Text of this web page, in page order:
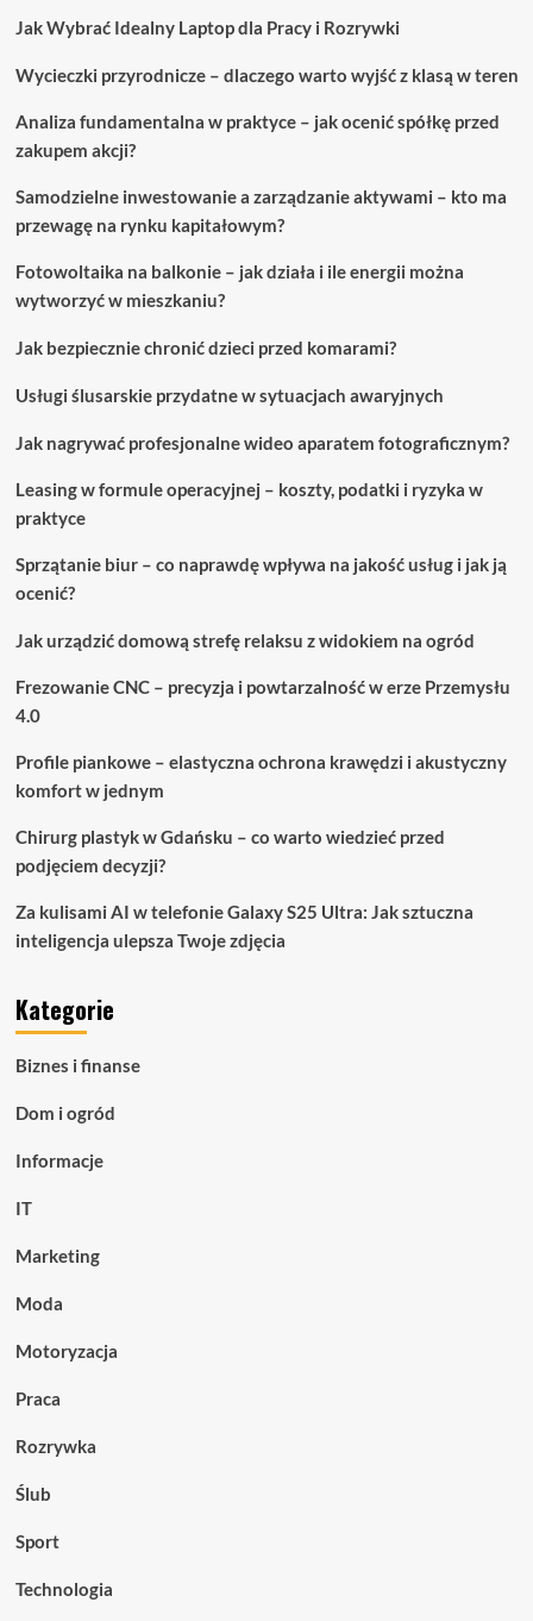
prostym
Jak Wybrać Idealny Laptop dla Pracy i Rozrywki
Wycieczki przyrodnicze – dlaczego warto wyjść z klasą w teren
Analiza fundamentalna w praktyce – jak ocenić spółkę przed
zakupem akcji?
Samodzielne inwestowanie a zarządzanie aktywami – kto ma
przewagę na rynku kapitałowym?
Fotowoltaika na balkonie – jak działa i ile energii można
wytworzyć w mieszkaniu?
Jak bezpiecznie chronić dzieci przed komarami?
Usługi ślusarskie przydatne w sytuacjach awaryjnych
Jak nagrywać profesjonalne wideo aparatem fotograficznym?
Leasing w formule operacyjnej – koszty, podatki i ryzyka w
praktyce
Sprzątanie biur – co naprawdę wpływa na jakość usług i jak ją
ocenić?
Jak urządzić domową strefę relaksu z widokiem na ogród
Frezowanie CNC – precyzja i powtarzalność w erze Przemysłu
4.0
Profile piankowe – elastyczna ochrona krawędzi i akustyczny
komfort w jednym
Chirurg plastyk w Gdańsku – co warto wiedzieć przed
podjęciem decyzji?
Za kulisami AI w telefonie Galaxy S25 Ultra: Jak sztuczna
inteligencja ulepsza Twoje zdjęcia
Kategorie
Biznes i finanse
Dom i ogród
Informacje
IT
Marketing
Moda
Motoryzacja
Praca
Rozrywka
Ślub
Sport
Technologia